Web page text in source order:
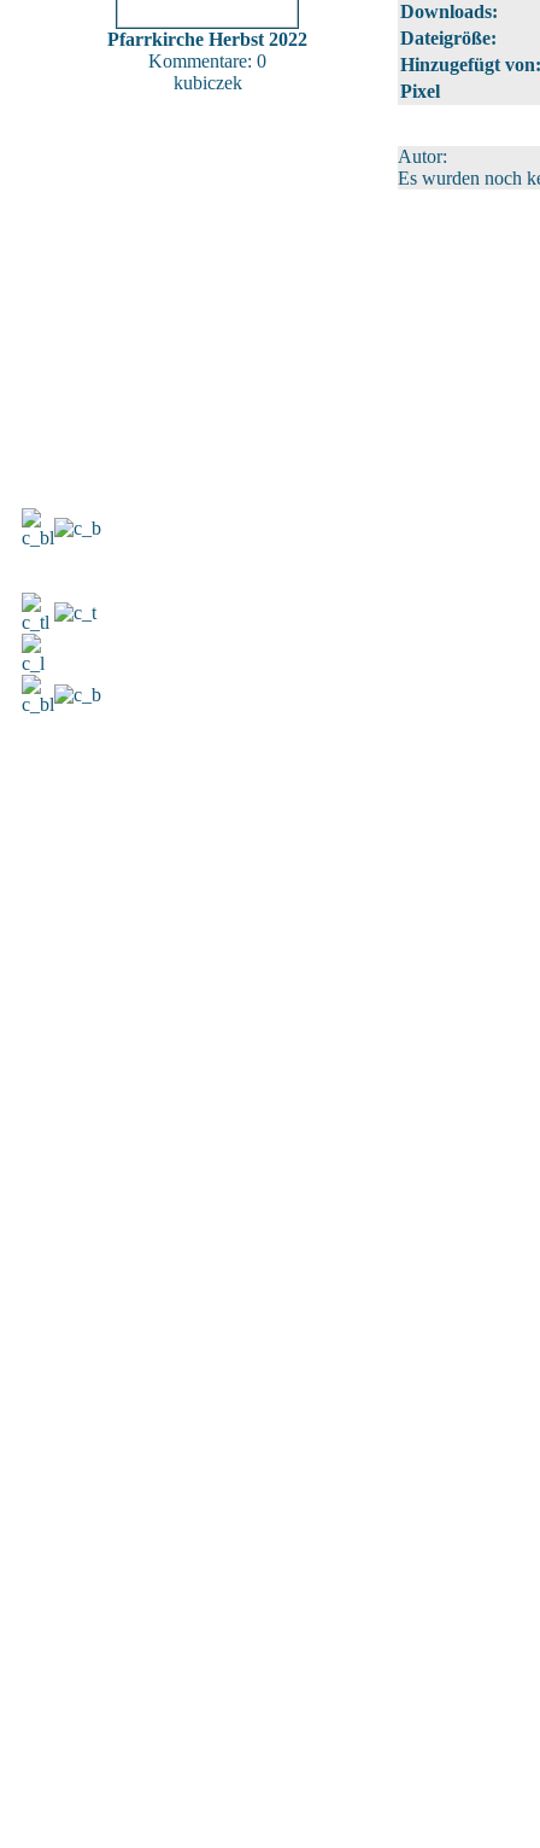
Pfarrkirche Herbst 2022
Kommentare: 0
kubiczek
Downloads:
Dateigröße:
Hinzugefügt von:
Pixel
Autor:
Es wurden noch